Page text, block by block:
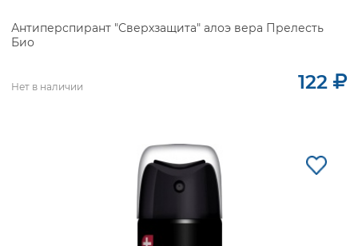
Антиперспирант "Сверхзащита" алоэ вера Прелесть
Био
Нет в наличии 122